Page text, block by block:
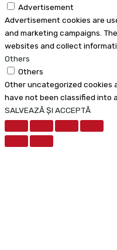
Advertisement
Advertisement cookies are
and marketing campaigns.
websites and collect
Others
Others
Other uncategorized cookies
have not been classified into
SALVEAZĂ ȘI ACCEPTĂ